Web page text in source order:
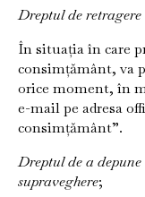
Dreptul de
În situația în care
consimțământ, va
orice moment, în
e-mail pe adresa
consimțământ”.
Dreptul de a
supraveghere;